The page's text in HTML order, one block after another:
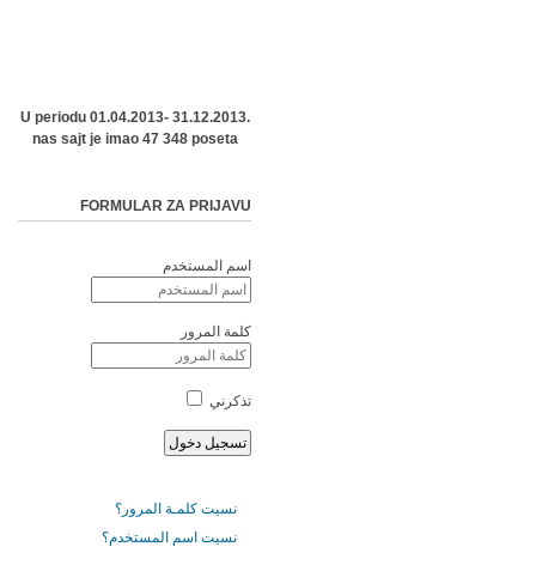
U periodu 01.04.2013- 31.12.2013.
nas sajt je imao 47 348 poseta
FORMULAR ZA PRIJAVU
اسم المستخدم
كلمة المرور
تذكرني
نسيت كلمـة المرور؟
نسيت اسم المستخدم؟